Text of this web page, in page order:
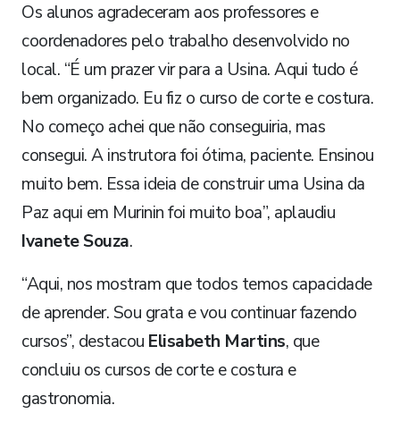
Os alunos agradeceram aos professores e
coordenadores pelo trabalho desenvolvido no
local. “É um prazer vir para a Usina. Aqui tudo é
bem organizado. Eu fiz o curso de corte e costura.
No começo achei que não conseguiria, mas
consegui. A instrutora foi ótima, paciente. Ensinou
muito bem. Essa ideia de construir uma Usina da
Paz aqui em Murinin foi muito boa”, aplaudiu
Ivanete Souza.
“Aqui, nos mostram que todos temos capacidade
de aprender. Sou grata e vou continuar fazendo
cursos”, destacou Elisabeth Martins, que
concluiu os cursos de corte e costura e
gastronomia.